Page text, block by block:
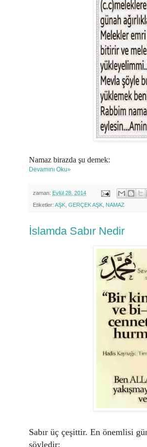
Namaz birazda şu demek:
Devamını Oku»
zaman: Eylül 28, 2014
Etiketler: AŞK GERÇEK AŞK NAMAZ
İslamda Sabır Nedir
Sabır üç çeşittir. En önemlisi
şöyledir: